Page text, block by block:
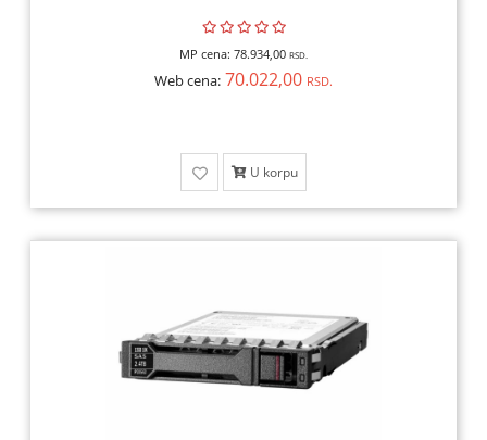
MP cena: 78.934,00 RSD.
Web cena: 70.022,00 RSD.
U korpu